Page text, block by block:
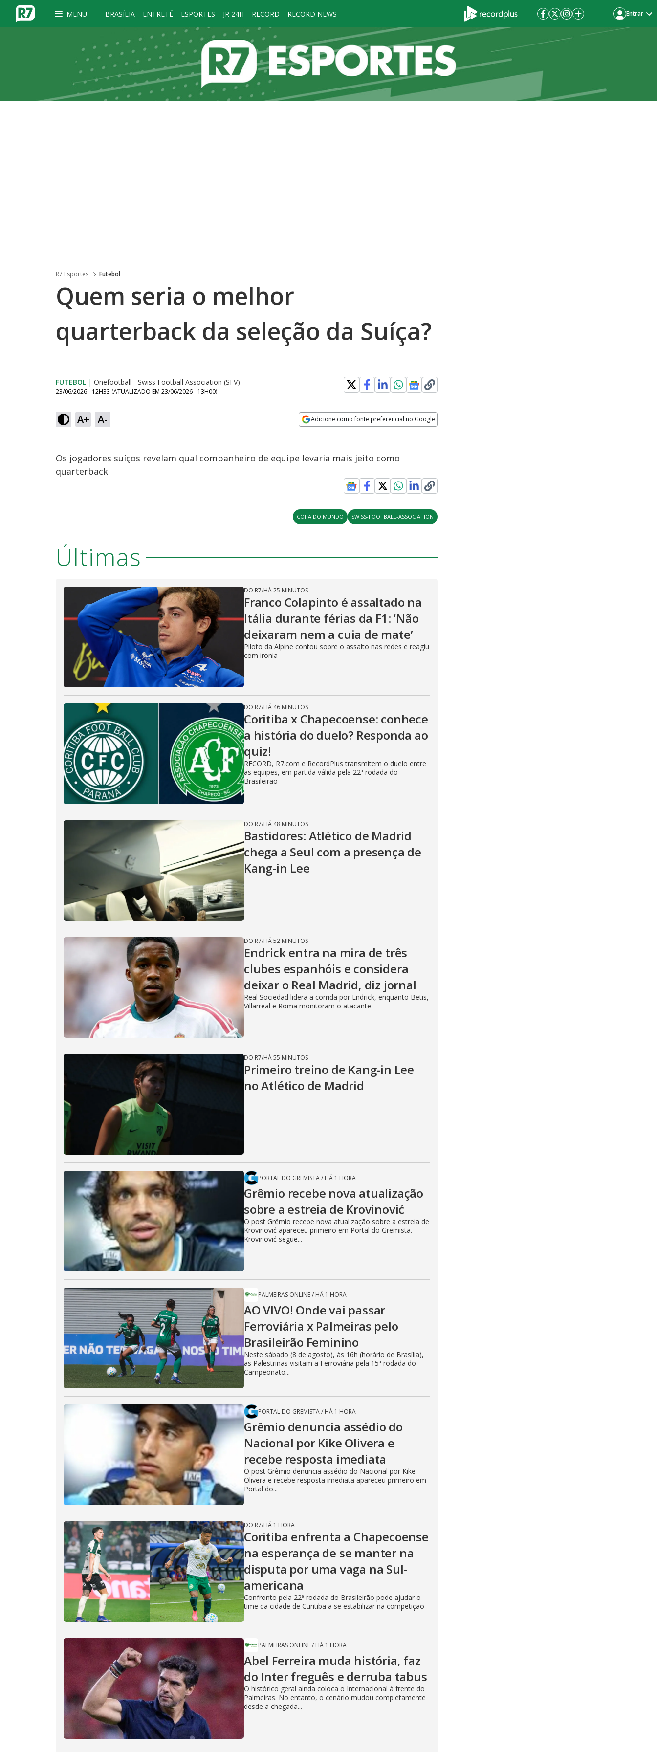
MENU BRASÍLIA ENTRETÊ ESPORTES JR 24H RECORD RECORD NEWS Entrar
R7 Esportes Futebol
Quem seria o melhor
quarterback da seleção da Suíça?
FUTEBOL | Onefootball - Swiss Football Association (SFV)
23/06/2026 - 12H33 (ATUALIZADO EM 23/06/2026 - 13H00)
A+ A- Adicione como fonte preferencial no Google
Os jogadores suíços revelam qual companheiro de equipe levaria mais jeito como
quarterback.
COPA DO MUNDO SWISS-FOOTBALL-ASSOCIATION
Últimas
DO R7/HÁ 25 MINUTOS
Franco Colapinto é assaltado na
Itália durante férias da F1: ‘Não
deixaram nem a cuia de mate’
Piloto da Alpine contou sobre o assalto nas redes e reagiu
com ironia
DO R7/HÁ 46 MINUTOS
Coritiba x Chapecoense: conhece
a história do duelo? Responda ao
quiz!
RECORD, R7.com e RecordPlus transmitem o duelo entre
as equipes, em partida válida pela 22ª rodada do
Brasileirão
DO R7/HÁ 48 MINUTOS
Bastidores: Atlético de Madrid
chega a Seul com a presença de
Kang-in Lee
DO R7/HÁ 52 MINUTOS
Endrick entra na mira de três
clubes espanhóis e considera
deixar o Real Madrid, diz jornal
Real Sociedad lidera a corrida por Endrick, enquanto Betis,
Villarreal e Roma monitoram o atacante
DO R7/HÁ 55 MINUTOS
Primeiro treino de Kang-in Lee
no Atlético de Madrid
PORTAL DO GREMISTA/ HÁ 1 HORA
Grêmio recebe nova atualização
sobre a estreia de Krovinović
O post Grêmio recebe nova atualização sobre a estreia de
Krovinović apareceu primeiro em Portal do Gremista.
Krovinović segue...
PALMEIRAS ONLINE/ HÁ 1 HORA
AO VIVO! Onde vai passar
Ferroviária x Palmeiras pelo
Brasileirão Feminino
Neste sábado (8 de agosto), às 16h (horário de Brasília),
as Palestrinas visitam a Ferroviária pela 15ª rodada do
Campeonato...
PORTAL DO GREMISTA/ HÁ 1 HORA
Grêmio denuncia assédio do
Nacional por Kike Olivera e
recebe resposta imediata
O post Grêmio denuncia assédio do Nacional por Kike
Olivera e recebe resposta imediata apareceu primeiro em
Portal do...
DO R7/HÁ 1 HORA
Coritiba enfrenta a Chapecoense
na esperança de se manter na
disputa por uma vaga na Sul-
americana
Confronto pela 22ª rodada do Brasileirão pode ajudar o
time da cidade de Curitiba a se estabilizar na competição
PALMEIRAS ONLINE/ HÁ 1 HORA
Abel Ferreira muda história, faz
do Inter freguês e derruba tabus
O histórico geral ainda coloca o Internacional à frente do
Palmeiras. No entanto, o cenário mudou completamente
desde a chegada...